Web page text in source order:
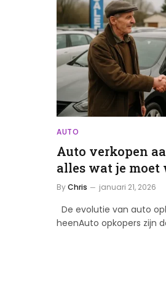
AUTO
Auto verkopen
alles wat je moet
ByChris januari 21, 2026
De evolutie van auto
heenAuto opkopers zijn